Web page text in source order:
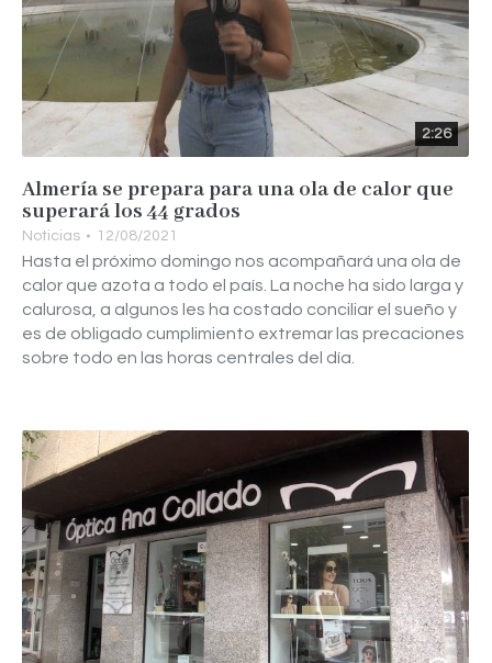
2:26
Almería se prepara para una ola de calor que
superará los 44 grados
Noticias 12/08/2021
Hasta el próximo domingo nos acompañará una ola de
calor que azota a todo el país. La noche ha sido larga y
calurosa, a algunos les ha costado conciliar el sueño y
es de obligado cumplimiento extremar las precaciones
sobre todo en las horas centrales del día.